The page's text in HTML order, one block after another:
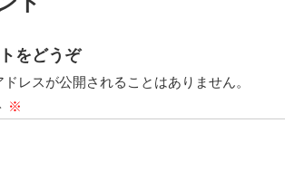
をどうぞ
ドレスが公開されることはありません。
※